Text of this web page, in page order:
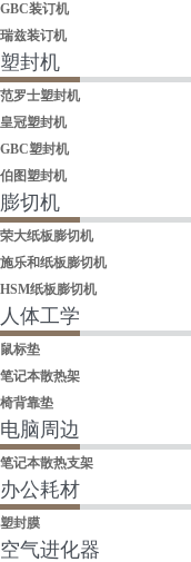
GBC装订机
瑞兹装订机
塑封机
范罗士塑封机
皇冠塑封机
GBC塑封机
伯图塑封机
膨切机
荣大纸板膨切机
施乐和纸板膨切机
HSM纸板膨切机
人体工学
鼠标垫
笔记本散热架
椅背靠垫
电脑周边
笔记本散热支架
办公耗材
塑封膜
空气进化器